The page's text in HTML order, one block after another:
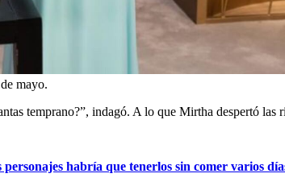
mayo.
temprano?”, indagó. A lo que Mirtha despertó las
habría que tenerlos sin comer varios